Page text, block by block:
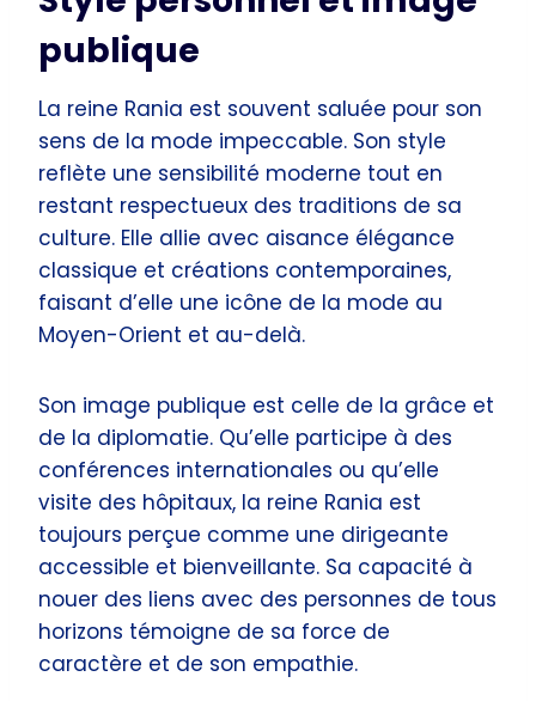
publique
La reine Rania est souvent saluée pour son
sens de la mode impeccable. Son style
reflète une sensibilité moderne tout en
restant respectueux des traditions de sa
culture. Elle allie avec aisance élégance
classique et créations contemporaines,
faisant d’elle une icône de la mode au
Moyen-Orient et au-delà.
Son image publique est celle de la grâce et
de la diplomatie. Qu’elle participe à des
conférences internationales ou qu’elle
visite des hôpitaux, la reine Rania est
toujours perçue comme une dirigeante
accessible et bienveillante. Sa capacité à
nouer des liens avec des personnes de tous
horizons témoigne de sa force de
caractère et de son empathie.